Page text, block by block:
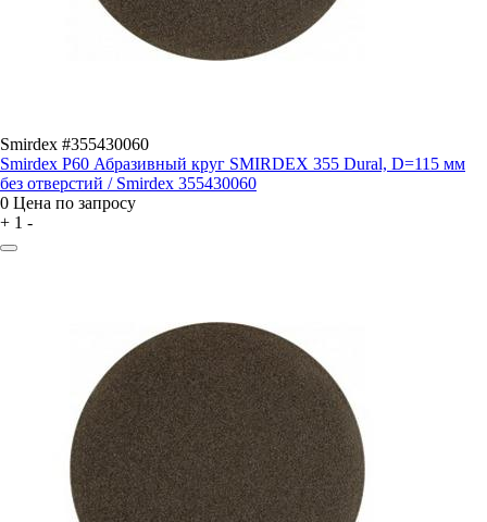
Smirdex #355430060
Smirdex P60 Абразивный круг SMIRDEX 355 Dural, D=115 мм
без отверстий / Smirdex 355430060
0 Цена по запросу
+ 1 -